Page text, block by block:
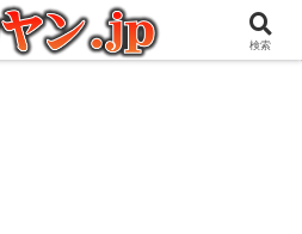
な管理人の愉快な日々を綴るブログ
検索